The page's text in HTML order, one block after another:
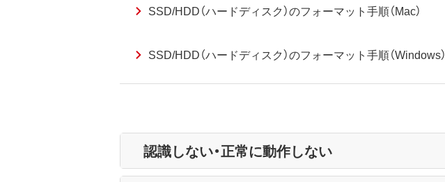
SSD/HDD（ハードディスク）のフォーマット手順（Mac）
SSD/HDD（ハードディスク）のフォーマット手順（Windows）
認識しない・正常に動作しない